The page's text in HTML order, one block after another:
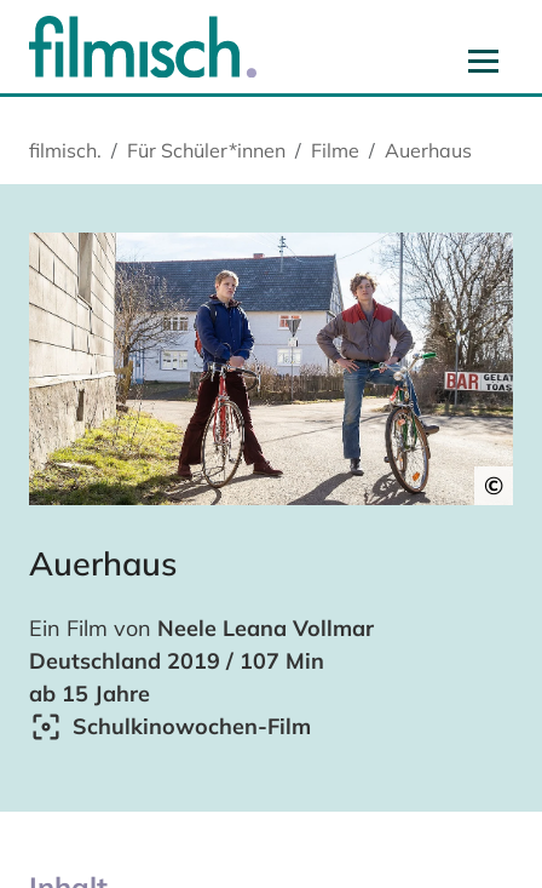
Hauptinhalt springen
Hauptnavigation springen
Cookie-Einstellungen springen
Startseite springen
filmisch. Für Schüler*innen Filme Auerhaus
©
Auerhaus
Ein Film von Neele Leana Vollmar
Deutschland 2019 / 107 Min
ab 15 Jahre
Schulkinowochen-Film